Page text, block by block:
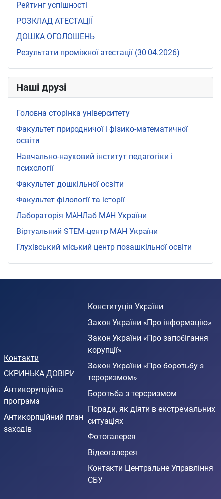
Рейтинг успішності
РОЗКЛАД АТЕСТАЦІЇ
ДОШКА ОГОЛОШЕНЬ
Результати проміжної атестації (30.04.2026)
Наші друзі
Головна сторінка університету
Факультет природничої і фізико-математичної
освіти
Навчально-науковий інститут педагогіки і
психології
Факультет дошкільної освіти
Факультет філології та історії
Лабораторія МАНЛаб МАН України
Віртуальний STEМ-центр МАН України
Глухівський міський центр позашкільної освіти
Контакти
СКРИНЬКА ДОВІРИ
Антикорупційна
програма
Антикорпційний план
заходів
Конституція України
Закон України «Про інформацію»
Закон України «Про запобігання
корупції»
Закон України «Про боротьбу з
тероризмом»
Боротьба з тероризмом
Поради, як діяти в екстремальних
ситуаціях
Фотогалерея
Відеогалерея
Контакти Центральне Управління
СБУ